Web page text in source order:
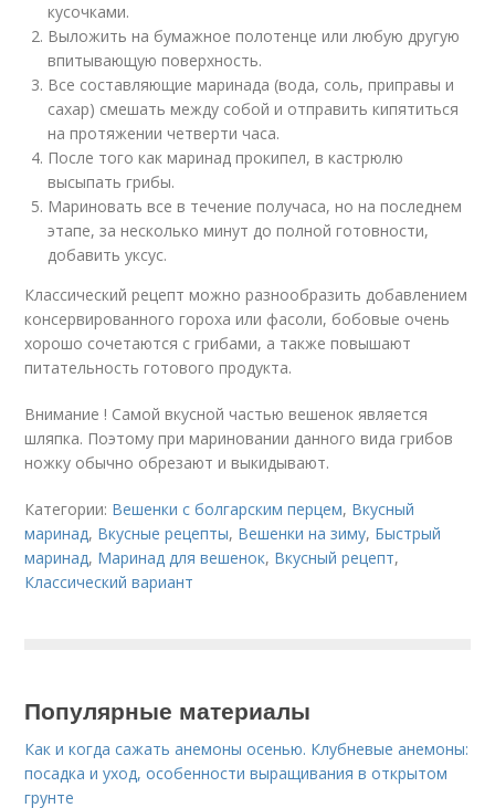
кусочками.
Выложить на бумажное полотенце или любую другую
впитывающую поверхность.
Все составляющие маринада (вода, соль, приправы и
сахар) смешать между собой и отправить кипятиться
на протяжении четверти часа.
После того как маринад прокипел, в кастрюлю
высыпать грибы.
Мариновать все в течение получаса, но на последнем
этапе, за несколько минут до полной готовности,
добавить уксус.
Классический рецепт можно разнообразить добавлением
консервированного гороха или фасоли, бобовые очень
хорошо сочетаются с грибами, а также повышают
питательность готового продукта.
Внимание ! Самой вкусной частью вешенок является
шляпка. Поэтому при мариновании данного вида грибов
ножку обычно обрезают и выкидывают.
Категории: Вешенки с болгарским перцем, Вкусный
маринад, Вкусные рецепты, Вешенки на зиму, Быстрый
маринад, Маринад для вешенок, Вкусный рецепт,
Классический вариант
Популярные материалы
Как и когда сажать анемоны осенью. Клубневые анемоны:
посадка и уход, особенности выращивания в открытом
грунте